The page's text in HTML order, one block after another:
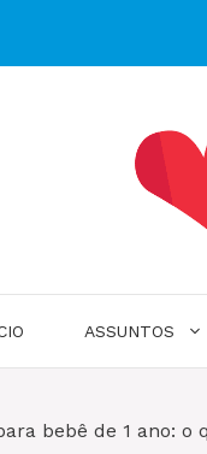
ASSUNTOS
bebê de 1 ano: o